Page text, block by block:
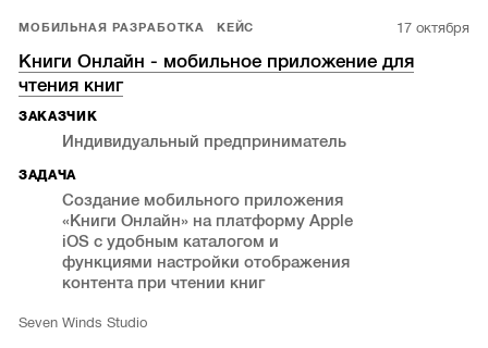
МОБИЛЬНАЯ РАЗРАБОТКА КЕЙС 17 октября
Книги Онлайн - мобильное приложение для
чтения книг
ЗАКАЗЧИК
Индивидуальный предприниматель
ЗАДАЧА
Создание мобильного приложения
«Книги Онлайн» на платформу Apple
iOS с удобным каталогом и
функциями настройки отображения
контента при чтении книг
Seven Winds Studio